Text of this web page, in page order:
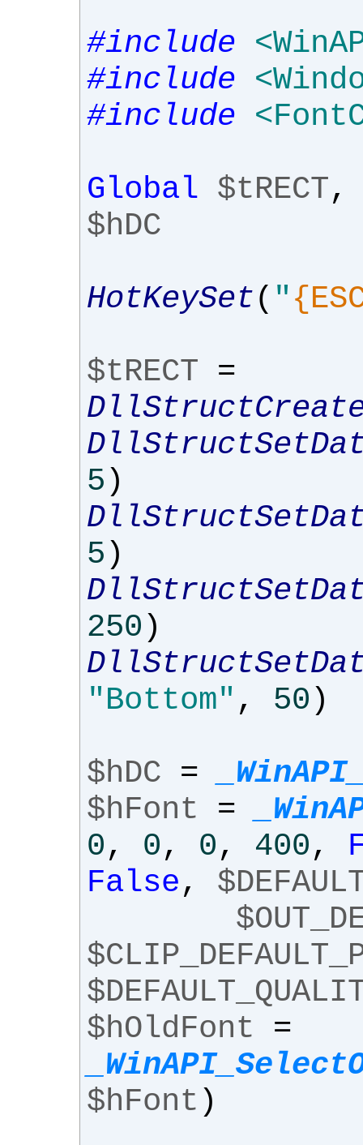
#include
#include
#include
Global $tRECT,
$hDC
HotKeySet( "
$tRECT =
5 )
5 )
250 )
"Bottom" , 50 )
$hDC =
$hFont
=
0, 0, 0, 400,
False,
$hOldFont
=
$hFont )